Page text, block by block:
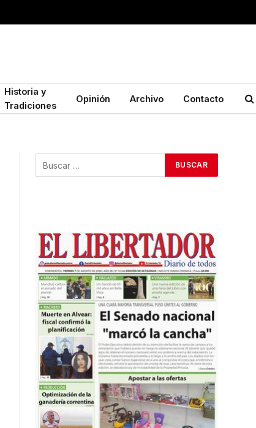
Historia y
Tradiciones
Opinión Archivo Contacto